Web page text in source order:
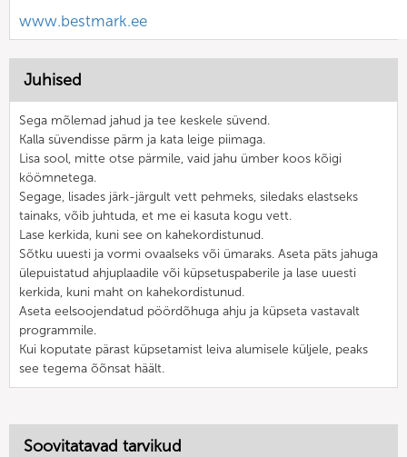
www.bestmark.ee
Juhised
Sega mõlemad jahud ja tee keskele süvend.
Kalla süvendisse pärm ja kata leige piimaga.
Lisa sool, mitte otse pärmile, vaid jahu ümber koos kõigi
köömnetega.
Segage, lisades järk-järgult vett pehmeks, siledaks elastseks
tainaks, võib juhtuda, et me ei kasuta kogu vett.
Lase kerkida, kuni see on kahekordistunud.
Sõtku uuesti ja vormi ovaalseks või ümaraks. Aseta päts jahuga
ülepuistatud ahjuplaadile või küpsetuspaberile ja lase uuesti
kerkida, kuni maht on kahekordistunud.
Aseta eelsoojendatud pöördõhuga ahju ja küpseta vastavalt
programmile.
Kui koputate pärast küpsetamist leiva alumisele küljele, peaks
see tegema õõnsat häält.
Soovitatavad tarvikud